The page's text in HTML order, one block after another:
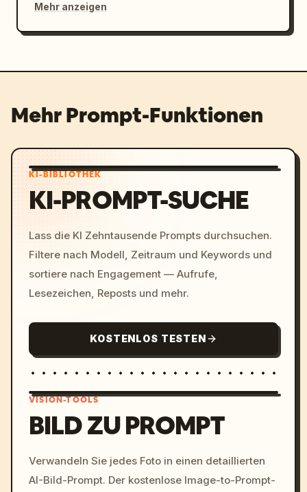
Mehr anzeigen
Mehr Prompt-Funktionen
KI-BIBLIOTHEK
KI-PROMPT-SUCHE
Lass die KI Zehntausende Prompts durchsuchen.
Filtere nach Modell, Zeitraum und Keywords und
sortiere nach Engagement — Aufrufe,
Lesezeichen, Reposts und mehr.
KOSTENLOS TESTEN
c, cyberpunk sunset, neon
colors, 8k --v 6.0
VISION-TOOLS
BILD ZU PROMPT
Verwandeln Sie jedes Foto in einen detaillierten
AI-Bild-Prompt. Der kostenlose Image-to-Prompt-